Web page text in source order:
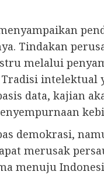
Tindakan
melalui
intelektual
data, kajian
demokrasi,
merusak
menuju